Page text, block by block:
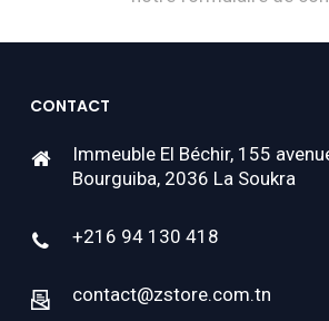
CONTACT
Immeuble El Béchir, 155
Bourguiba, 2036 La Soukra
+216 94 130 418
contact@zstore.com.tn